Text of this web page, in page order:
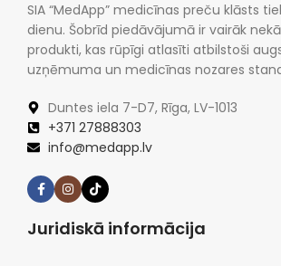
SIA “MedApp” medicīnas preču klāsts
dienu. Šobrīd piedāvājumā ir vairāk
produkti, kas rūpīgi atlasīti atbilstoši
uzņēmuma un medicīnas nozares
Duntes iela 7-D7, Rīga, LV-1013
+371 27888303
info@medapp.lv
Juridiskā informācija